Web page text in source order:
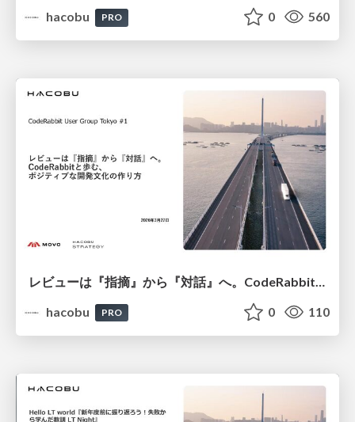
hacobu
PRO 0 560
レビューは『指摘』から『対話』へ。​CodeRabbitと歩む、ポジティブな開発文化の作り方​/登壇資料（松本 寛地​）
hacobu
PRO 0 110